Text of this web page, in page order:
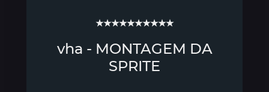
★★★★★★★★★★
vha - MONTAGEM DA
SPRITE